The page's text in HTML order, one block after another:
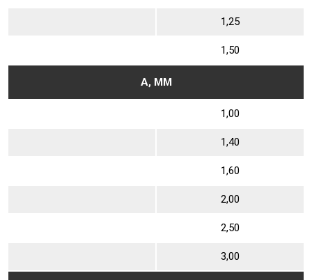
1,25
1,50
А, ММ
1,00
1,40
1,60
2,00
2,50
3,00